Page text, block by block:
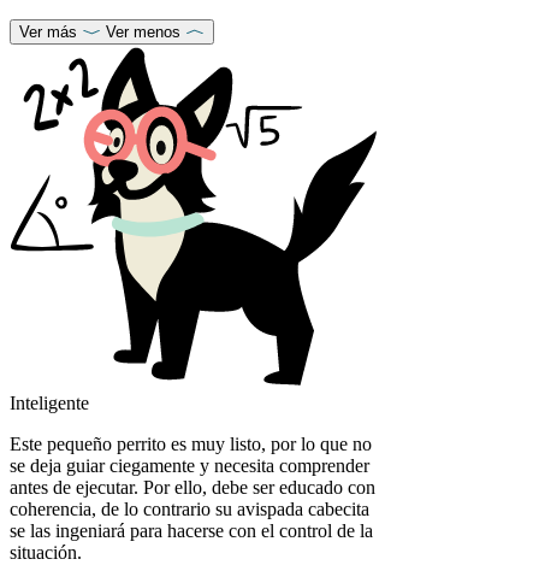
Ver más Ver menos
Inteligente
Este pequeño perrito es muy listo, por lo que no
se deja guiar ciegamente y necesita comprender
antes de ejecutar. Por ello, debe ser educado con
coherencia, de lo contrario su avispada cabecita
se las ingeniará para hacerse con el control de la
situación.